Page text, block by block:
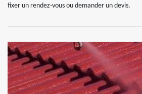
fixer un rendez-vous ou demander un devis.